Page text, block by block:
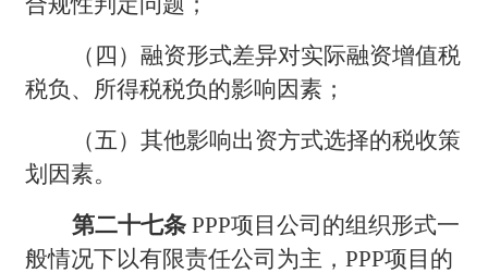
（四）融资形式差异对实际融资增值税
税负、所得税税负的影响因素；
（五）其他影响出资方式选择的税收策
划因素。
第二十七条PPP项目公司的组织形式一
般情况下以有限责任公司为主，PPP项目的